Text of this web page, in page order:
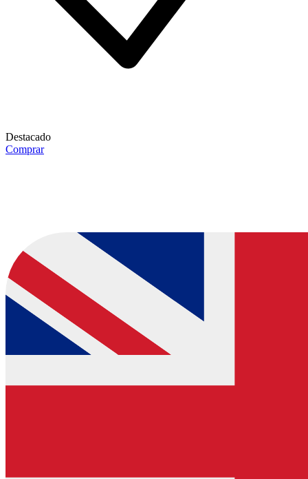
Destacado
Comprar